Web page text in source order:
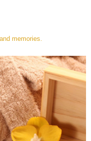
memories.